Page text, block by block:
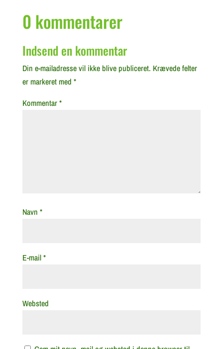
0 kommentarer
Indsend en kommentar
Din e-mailadresse vil ikke blive publiceret. Krævede felter
er markeret med *
Kommentar*
Navn *
E-mail*
Websted